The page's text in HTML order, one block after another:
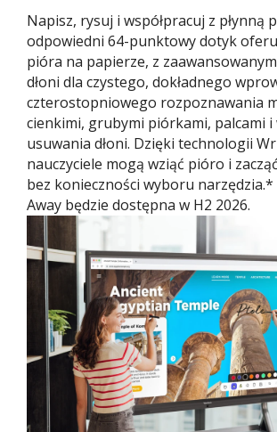
Napisz, rysuj i współpracuj z płynną
odpowiedni 64-punktowy dotyk
pióra na papierze, z
dłoni dla czystego, dokładnego
czterostopniowego rozpoznawania
cienkimi, grubymi piórkami, palcami i
usuwania dłoni. Dzięki technologii
nauczyciele mogą wziąć pióro i
bez konieczności wyboru
Away będzie dostępna w H2 2026.